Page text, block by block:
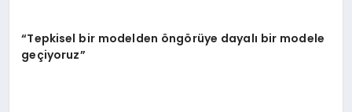
“Tepkisel bir modelden öngörüye dayalı bir modele
geçiyoruz”